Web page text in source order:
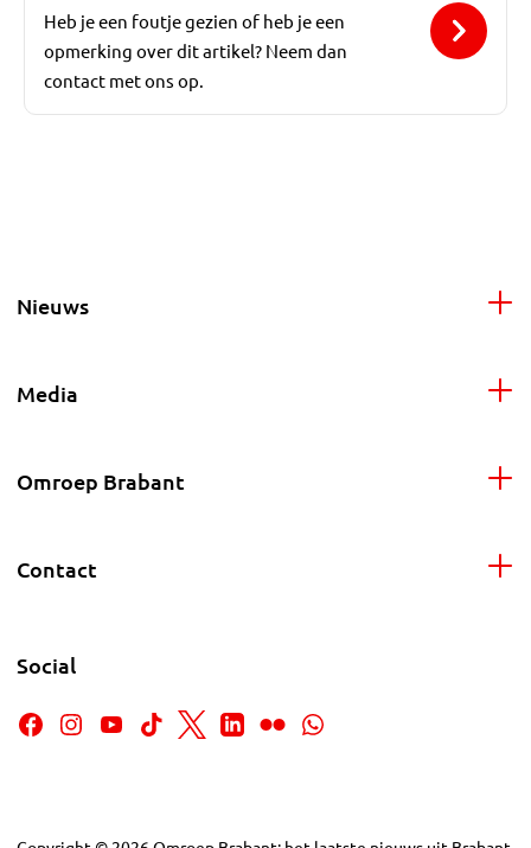
Heb je een foutje gezien of heb je een
opmerking over dit artikel? Neem dan
contact met ons op.
Nieuws
Media
Omroep Brabant
Contact
Social